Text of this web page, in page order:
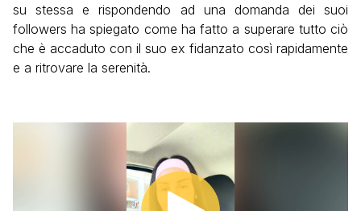
su stessa e rispondendo ad una domanda dei suoi
followers ha spiegato come ha fatto a superare tutto ciò
che è accaduto con il suo ex fidanzato così rapidamente
e a ritrovare la serenità.